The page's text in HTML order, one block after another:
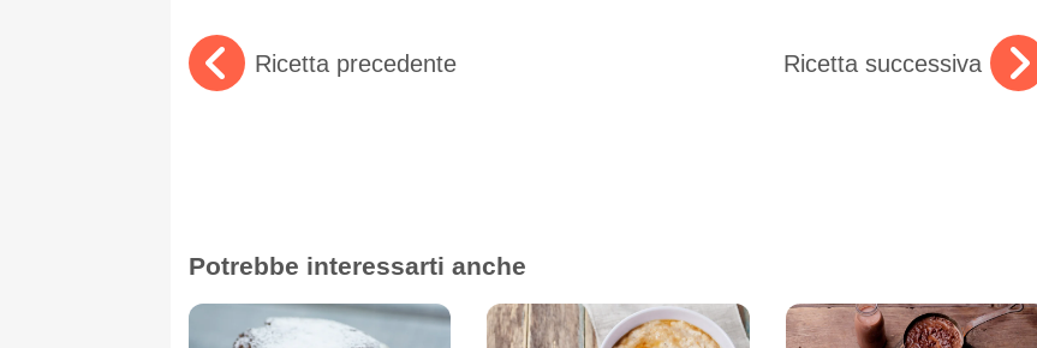
Ricetta precedente Ricetta successiva
Potrebbe interessarti anche